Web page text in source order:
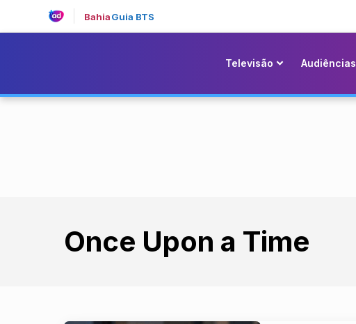
BahiaGuia BTS
Televisão Audiências
Once Upon a Time